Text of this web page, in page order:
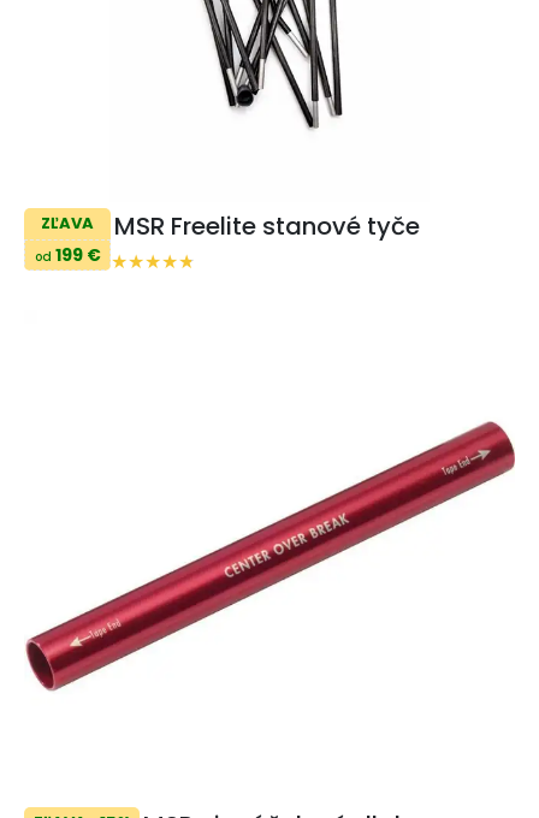
ZĽAVA
od 199 €
MSR Freelite stanové tyče